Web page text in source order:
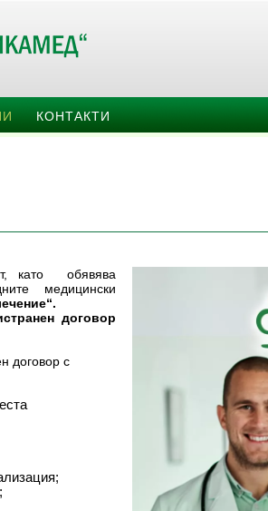
КОНТАКТИ
като обявява
медицински
договор
договор с